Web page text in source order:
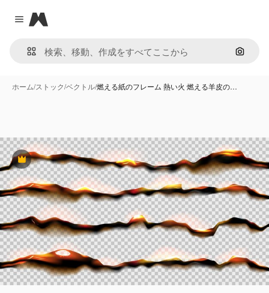
Close menu
Magnific
画像で
ホーム/ストック/ベクトル/燃える紙のフレーム 熱い火 燃える羊皮の…
Premium